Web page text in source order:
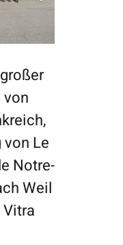
Le
Notre-
Weil